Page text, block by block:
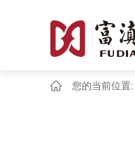
您的当前位置: